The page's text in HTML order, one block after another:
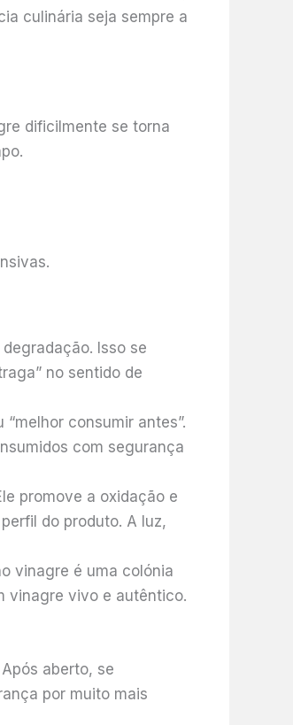
culinária seja sempre a
dificilmente se torna
Isso se
no sentido de
consumir antes”.
com segurança
promove a oxidação e
do produto. A luz,
vinagre é uma colónia
vinagre vivo e autêntico.
aberto, se
por muito mais